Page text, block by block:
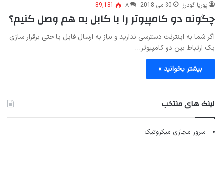
پوریا گودرز 30 می 2018 ۸ 89,181
چگونه دو کامپیوتر را با کابل به هم وصل کنیم؟
اگر شما به اینترنت دسترسی ندارید و نیاز به ارسال فایل یا حتی برقرار سازی
یک ارتباط بین دو کامپیوتر…
بیشتر بخوانید »
لینک های منتخب
سرور مجازی میکروتیک